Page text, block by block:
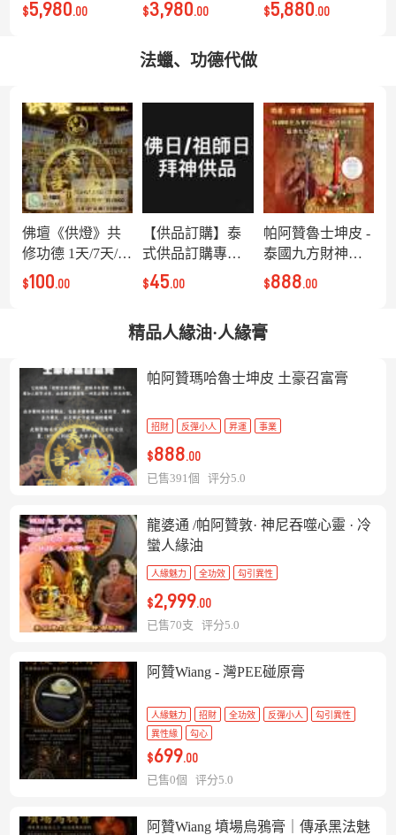
$5,980.00 $3,980.00 $5,880.00
法蠟、功德代做
佛壇《供燈》共
修功德 1天/7天/30
天
$100.00
【供品訂購】泰
式供品訂購專區
（多種類選擇）
請提前1天預訂
$45.00
帕阿贊魯士坤皮 -
泰國九方財神開
運法蠟供盤儀式
$888.00
精品人緣油·人緣膏
帕阿贊瑪哈魯士坤皮 土豪召富膏
招財 反彈小人 昇運 事業
$888.00
已售391個 评分5.0
龍婆通 /帕阿贊敦· 神尼吞噬心靈 · 冷
蠻人緣油
人緣魅力 全功效 勾引異性
$2,999.00
已售70支 评分5.0
阿贊Wiang - 灣PEE碰原膏
人緣魅力 招財 全功效 反彈小人
勾引異性
異性緣
勾心
$699.00
已售0個 评分5.0
阿贊Wiang 墳場烏鴉膏｜傳承黑法魅